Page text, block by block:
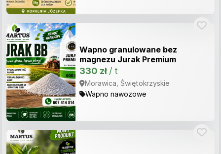
Wapno granulowane bez
magnezu Jurak Premium
330 zł / t
Morawica, Świętokrzyskie
Wapno nawozowe